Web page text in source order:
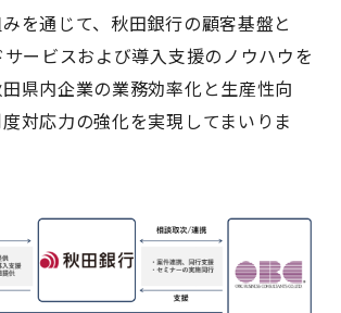
を通じて、秋田銀行の顧客基盤と
ービスおよび導入支援のノウハウを
県内企業の業務効率化と生産性向
対応力の強化を実現してまいりま